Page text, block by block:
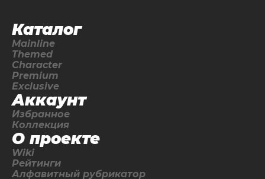
Каталог
Mainline
Themed
Character
Premium
Exclusive
Аккаунт
Избранное
Коллекция
О проекте
Wiki
Рейтинги
Алфавитный рубрикатор